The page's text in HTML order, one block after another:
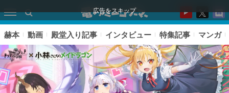
広告をスキップ
赫本 動画 殿堂入り記事 インタビュー 特集記事 マンガ